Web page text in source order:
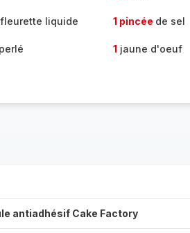
liquide 1 pincée de sel
1 jaune d'oeuf
antiadhésif Cake Factory